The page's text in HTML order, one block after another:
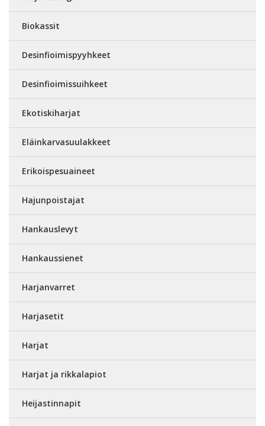
Biokassit
Desinfioimispyyhkeet
Desinfioimissuihkeet
Ekotiskiharjat
Eläinkarvasuulakkeet
Erikoispesuaineet
Hajunpoistajat
Hankauslevyt
Hankaussienet
Harjanvarret
Harjasetit
Harjat
Harjat ja rikkalapiot
Heijastinnapit